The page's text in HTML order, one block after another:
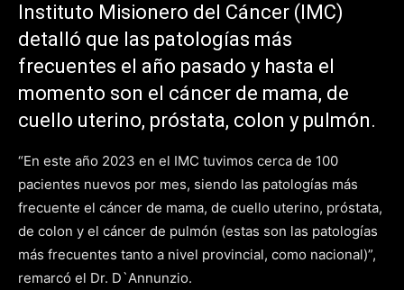
Instituto Misionero del Cáncer (IMC)
detalló que las patologías más
frecuentes el año pasado y hasta el
momento son el cáncer de mama, de
cuello uterino, próstata, colon y pulmón.
“En este año 2023 en el IMC tuvimos cerca de 100
pacientes nuevos por mes, siendo las patologías más
frecuente el cáncer de mama, de cuello uterino, próstata,
de colon y el cáncer de pulmón (estas son las patologías
más frecuentes tanto a nivel provincial, como nacional)”,
remarcó el Dr. D`Annunzio.